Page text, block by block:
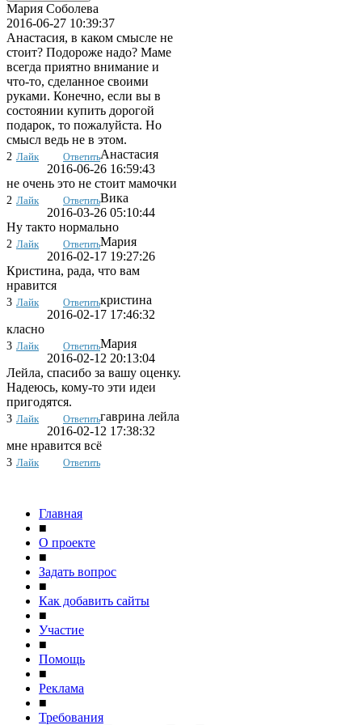
Мария Соболева
2016-06-27 10:39:37
Анастасия, в каком смысле не
стоит? Подороже надо? Маме
всегда приятно внимание и
что-то, сделанное своими
руками. Конечно, если вы в
состоянии купить дорогой
подарок, то пожалуйста. Но
смысл ведь не в этом.
2 Лайк ОтветитьАнастасия
2016-06-26 16:59:43
не очень это не стоит мамочки
2 Лайк ОтветитьВика
2016-03-26 05:10:44
Ну такто нормально
2 Лайк ОтветитьМария
2016-02-17 19:27:26
Кристина, рада, что вам
нравится
3 Лайк Ответитькристина
2016-02-17 17:46:32
класно
3 Лайк ОтветитьМария
2016-02-12 20:13:04
Лейла, спасибо за вашу оценку.
Надеюсь, кому-то эти идеи
пригодятся.
3 Лайк Ответитьгаврина лейла
2016-02-12 17:38:32
мне нравится всё
3 Лайк Ответить
Главная
■
О проекте
■
Задать вопрос
■
Как добавить сайты
■
Участие
■
Помощь
■
Реклама
■
Требования